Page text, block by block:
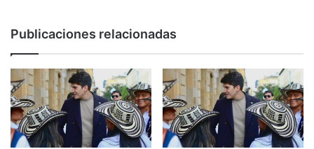
Publicaciones relacionadas